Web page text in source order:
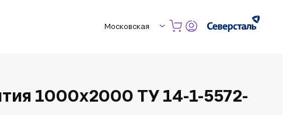
Московская
1000х2000 ТУ 14-1-5572-